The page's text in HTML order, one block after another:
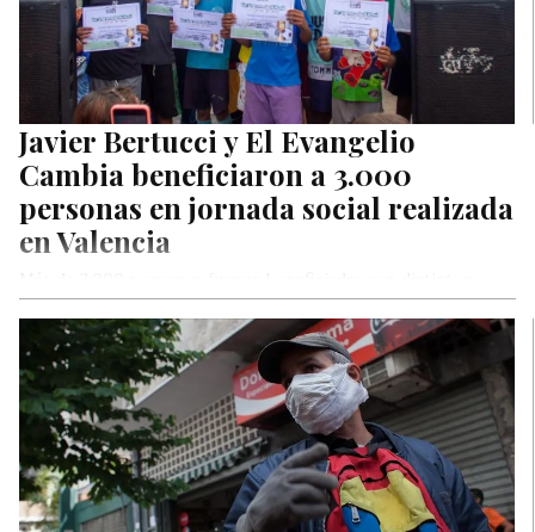
Javier Bertucci y El Evangelio
Cambia beneficiaron a 3.000
personas en jornada social realizada
en Valencia
servicios, en una mega jornada social desarrollada por El
Evangelio Cambia y…